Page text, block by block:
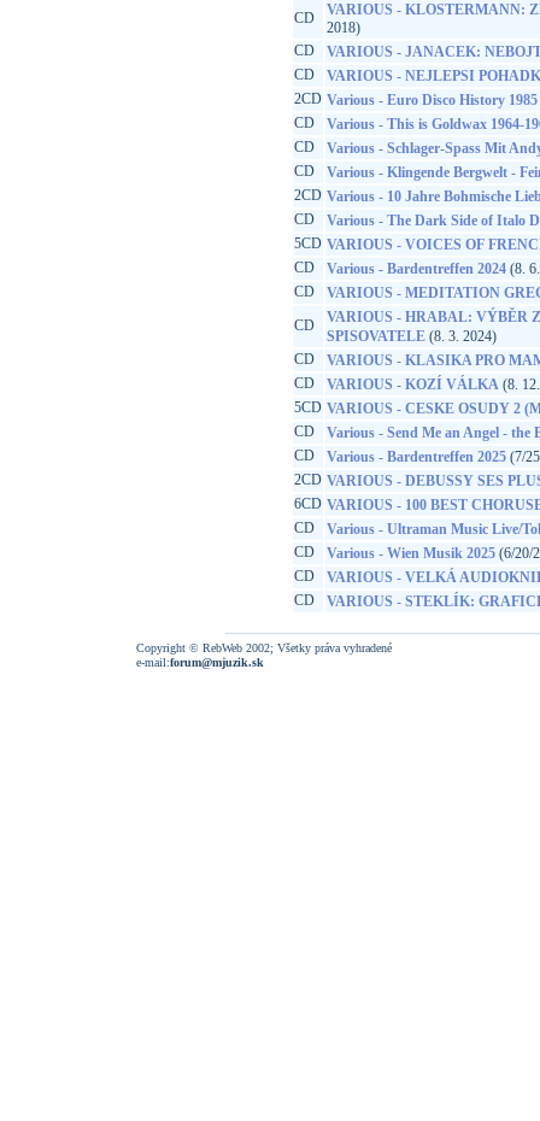
CD
VARIOUS - KLOSTERMANN:
2018)
CD
VARIOUS - JANACEK:
CD
VARIOUS - NEJLEPSI
2CD Various - Euro Disco History 1985
CD
Various - This is Goldwax 1964-
CD
Various - Schlager-Spass Mit
CD
Various - Klingende Bergwelt -
2CD Various - 10 Jahre Bohmische
CD
Various - The Dark Side of Italo
5CD VARIOUS - VOICES OF
CD
Various - Bardentreffen 2024 (8.
CD
VARIOUS - MEDITATION
CD
VARIOUS - HRABAL: VÝBĚR
SPISOVATELE (8. 3. 2024)
CD
VARIOUS - KLASIKA PRO
CD
VARIOUS - KOZÍ VÁLKA (8.
5CD VARIOUS - CESKE OSUDY 2
CD
Various - Send Me an Angel - the
CD
Various - Bardentreffen 2025 (7/
2CD VARIOUS - DEBUSSY SES
6CD VARIOUS - 100 BEST
CD
Various - Ultraman Music Live/
CD
Various - Wien Musik 2025 (6/20/
CD
VARIOUS - VELKÁ
CD
VARIOUS - STEKLÍK:
Copyright © RebWeb 2002; Všetky práva vyhradené
e-mail:forum@mjuzik.sk